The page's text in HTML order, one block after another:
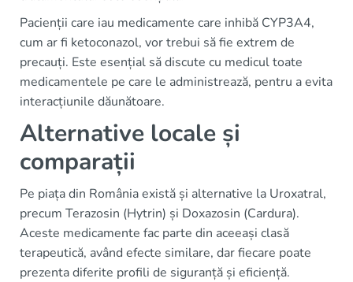
Pacienții care iau medicamente care inhibă CYP3A4,
cum ar fi ketoconazol, vor trebui să fie extrem de
precauți. Este esențial să discute cu medicul toate
medicamentele pe care le administrează, pentru a evita
interacțiunile dăunătoare.
Alternative locale și
comparații
Pe piața din România există și alternative la Uroxatral,
precum Terazosin (Hytrin) și Doxazosin (Cardura).
Aceste medicamente fac parte din aceeași clasă
terapeutică, având efecte similare, dar fiecare poate
prezenta diferite profili de siguranță și eficiență.